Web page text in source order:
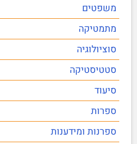
משפטים
מתמטיקה
סוציולוגיה
סטטיסטיקה
סיעוד
ספרות
ספרנות ומידענות